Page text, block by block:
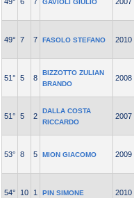
GAVIOLI GIULIO
49° 7 7 FASOLO STEFANO 2010
51° 5 8
BIZZOTTO ZULIAN
BRANDO
2008
51° 5 2
DALLA COSTA
RICCARDO
2007
53° 8 5 MION GIACOMO 2009
54° 10 1 PIN SIMONE 2010